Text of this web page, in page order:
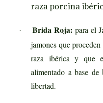
raza porcina
· Brida Roja: para el
jamones que
raza ibérica y que
alimentado a base
libertad.